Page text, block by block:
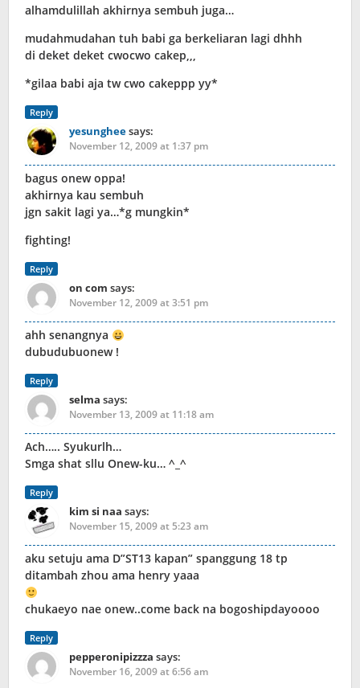
alhamdulillah akhirnya sembuh juga…
mudahmudahan tuh babi ga berkeliaran lagi dhhh
di deket deket cwocwo cakep,,,
*gilaa babi aja tw cwo cakeppp yy*
Reply
yesungheesays:
November 12, 2009 at 1:37 pm
bagus onew oppa!
akhirnya kau sembuh
jgn sakit lagi ya…*g mungkin*
fighting!
Reply
on com says:
November 12, 2009 at 3:51 pm
ahh senangnya
dubudubuonew !
Reply
selma says:
November 13, 2009 at 11:18 am
Ach….. Syukurlh…
Smga shat sllu Onew-ku… ^_^
Reply
kim si naa says:
November 15, 2009 at 5:23 am
aku setuju ama D”ST13 kapan” spanggung 18 tp
ditambah zhou ama henry yaaa
chukaeyo nae onew..come back na bogoshipdayoooo
Reply
pepperonipizzza says:
November 16, 2009 at 6:56 am